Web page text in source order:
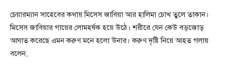
চেয়ারম্যান সাহেবের কথায় মিসেস জাবিয়া আর হালিমা চোখ তুলে তাকান।
মিসেস জাবিয়ার গায়ের লোমহর্ষক হয়ে উঠে। শরীরে যেন কেউ বড়জোড়
আঘাত করেছে এমন করুণ মনে হলো উনার। করুণ দৃষ্টি নিয়ে আহত গলায়
বলেন,